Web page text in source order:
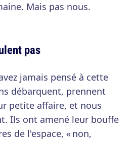
Mais pas nous.
pas
jamais pensé à cette
débarquent, prennent
petite affaire, et nous
Ils ont amené leur bouffe
de l'espace, « non,